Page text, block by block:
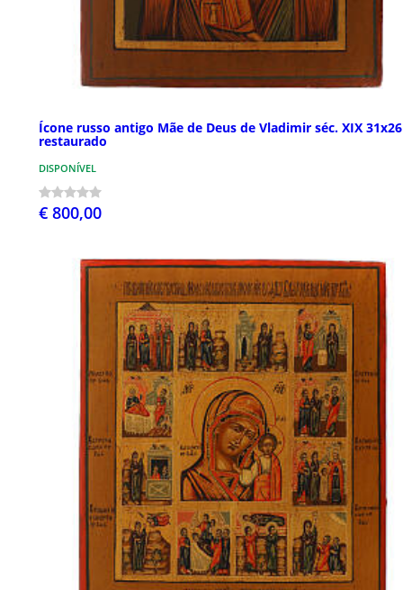
Ícone russo antigo Mãe de Deus de Vladimir séc. XIX
restaurado
DISPONÍVEL
€ 800,00